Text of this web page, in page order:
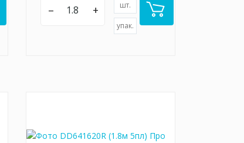
– + шт.
упак.